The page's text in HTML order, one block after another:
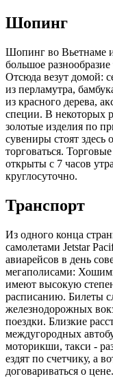
Шопинг
Шопинг во Вьетнаме
большое
Отсюда везут домой:
из перламутра,
из красного дерева,
специи. В некоторых
золотые изделия по
сувениры стоят
торговаться.
открыты с 7 часов
круглосуточно.
Транспорт
Из одного конца
самолетами Jetstar
авиарейсов в день
мегаполисами:
имеют высокую
расписанию. Билеты
железнодорожных
поездки. Близкие
междугородных
моторикши, такси -
ездят по счетчику, а
договариваться о цене.